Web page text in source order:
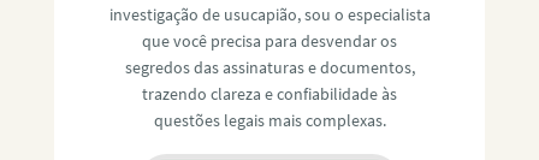
investigação de usucapião, sou o especialista
que você precisa para desvendar os
segredos das assinaturas e documentos,
trazendo clareza e confiabilidade às
questões legais mais complexas.